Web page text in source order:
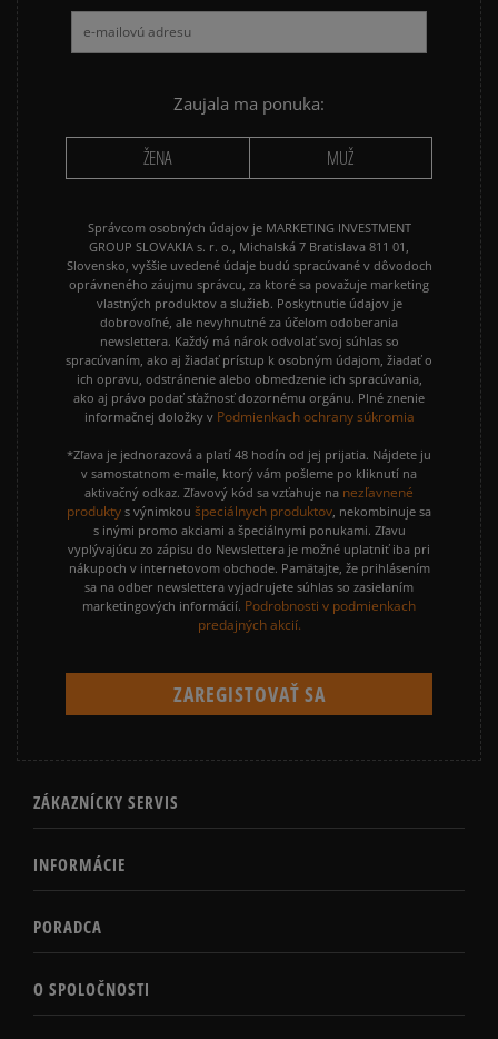
Zaujala ma ponuka:
ŽENA MUŽ
Správcom osobných údajov je MARKETING INVESTMENT
GROUP SLOVAKIA s. r. o., Michalská 7 Bratislava 811 01,
Slovensko, vyššie uvedené údaje budú spracúvané v dôvodoch
oprávneného záujmu správcu, za ktoré sa považuje marketing
vlastných produktov a služieb. Poskytnutie údajov je
dobrovoľné, ale nevyhnutné za účelom odoberania
newslettera. Každý má nárok odvolať svoj súhlas so
spracúvaním, ako aj žiadať prístup k osobným údajom, žiadať o
ich opravu, odstránenie alebo obmedzenie ich spracúvania,
ako aj právo podať sťažnosť dozornému orgánu. Plné znenie
informačnej doložky v Podmienkach ochrany súkromia
*Zľava je jednorazová a platí 48 hodín od jej prijatia. Nájdete ju
v samostatnom e-maile, ktorý vám pošleme po kliknutí na
aktivačný odkaz. Zľavový kód sa vzťahuje na nezľavnené
produkty s výnimkou špeciálnych produktov, nekombinuje sa
s inými promo akciami a špeciálnymi ponukami. Zľavu
vyplývajúcu zo zápisu do Newslettera je možné uplatniť iba pri
nákupoch v internetovom obchode. Pamätajte, že prihlásením
sa na odber newslettera vyjadrujete súhlas so zasielaním
marketingových informácií. Podrobnosti v podmienkach
predajných akcií.
ZÁKAZNÍCKY SERVIS
INFORMÁCIE
PORADCA
O SPOLOČNOSTI